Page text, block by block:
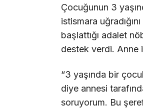
Çocuğunun 3
istismara
başlattığı adalet
destek verdi. Anne
“3 yaşında bir
diye annesi
soruyorum. Bu